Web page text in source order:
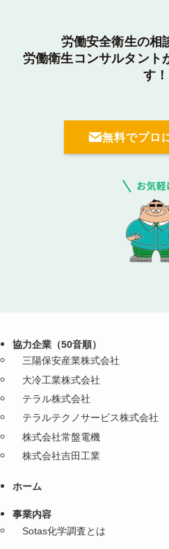
労働安全衛生の相
労働衛生コンサルタント
す！
無料でプロ
協力企業（50音順）
三陽保安産業株式会社
大冷工業株式会社
テラル株式会社
テラルテクノサービス株式会社
株式会社常盤電機
株式会社吉田工業
ホーム
事業内容
Sotas化学調査とは